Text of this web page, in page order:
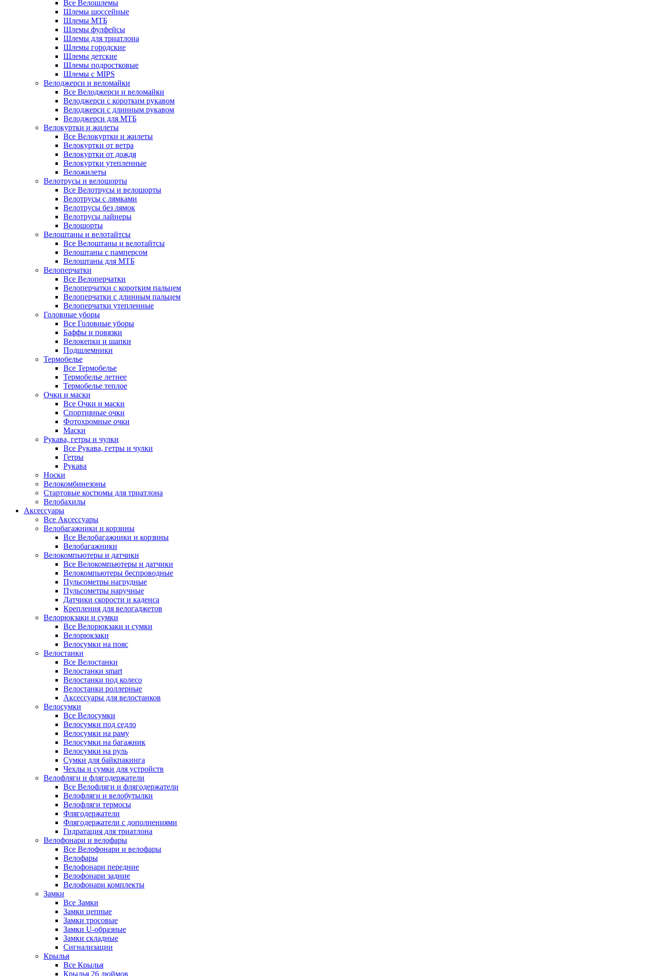
Все Велошлемы
Шлемы шоссейные
Шлемы МТБ
Шлемы фулфейсы
Шлемы для триатлона
Шлемы городские
Шлемы детские
Шлемы подростковые
Шлемы с MIPS
Велоджерси и веломайки
Все Велоджерси и веломайки
Велоджерси с коротким рукавом
Велоджерси с длинным рукавом
Велоджерси для МТБ
Велокуртки и жилеты
Все Велокуртки и жилеты
Велокуртки от ветра
Велокуртки от дождя
Велокуртки утепленные
Веложилеты
Велотрусы и велошорты
Все Велотрусы и велошорты
Велотрусы с лямками
Велотрусы без лямок
Велотрусы лайнеры
Велошорты
Велоштаны и велотайтсы
Все Велоштаны и велотайтсы
Велоштаны с памперсом
Велоштаны для МТБ
Велоперчатки
Все Велоперчатки
Велоперчатки с коротким пальцем
Велоперчатки с длинным пальцем
Велоперчатки утепленные
Головные уборы
Все Головные уборы
Баффы и повязки
Велокепки и шапки
Подшлемники
Термобелье
Все Термобелье
Термобелье летнее
Термобелье теплое
Очки и маски
Все Очки и маски
Спортивные очки
Фотохромные очки
Маски
Рукава, гетры и чулки
Все Рукава, гетры и чулки
Гетры
Рукава
Носки
Велокомбинезоны
Стартовые костюмы для триатлона
Велобахилы
Аксессуары
Все Аксессуары
Велобагажники и корзины
Все Велобагажники и корзины
Велобагажники
Велокомпьютеры и датчики
Все Велокомпьютеры и датчики
Велокомпьютеры беспроводные
Пульсометры нагрудные
Пульсометры наручные
Датчики скорости и каденса
Крепления для велогаджетов
Велорюкзаки и сумки
Все Велорюкзаки и сумки
Велорюкзаки
Велосумки на пояс
Велостанки
Все Велостанки
Велостанки smart
Велостанки под колесо
Велостанки роллерные
Аксессуары для велостанков
Велосумки
Все Велосумки
Велосумки под седло
Велосумки на раму
Велосумки на багажник
Велосумки на руль
Сумки для байкпакинга
Чехлы и сумки для устройств
Велофляги и флягодержатели
Все Велофляги и флягодержатели
Велофляги и велобутылки
Велофляги термосы
Флягодержатели
Флягодержатели с дополнениями
Гидратация для триатлона
Велофонари и велофары
Все Велофонари и велофары
Велофары
Велофонари передние
Велофонари задние
Велофонари комплекты
Замки
Все Замки
Замки цепные
Замки тросовые
Замки U-образные
Замки складные
Сигнализации
Крылья
Все Крылья
Крылья 26 дюймов